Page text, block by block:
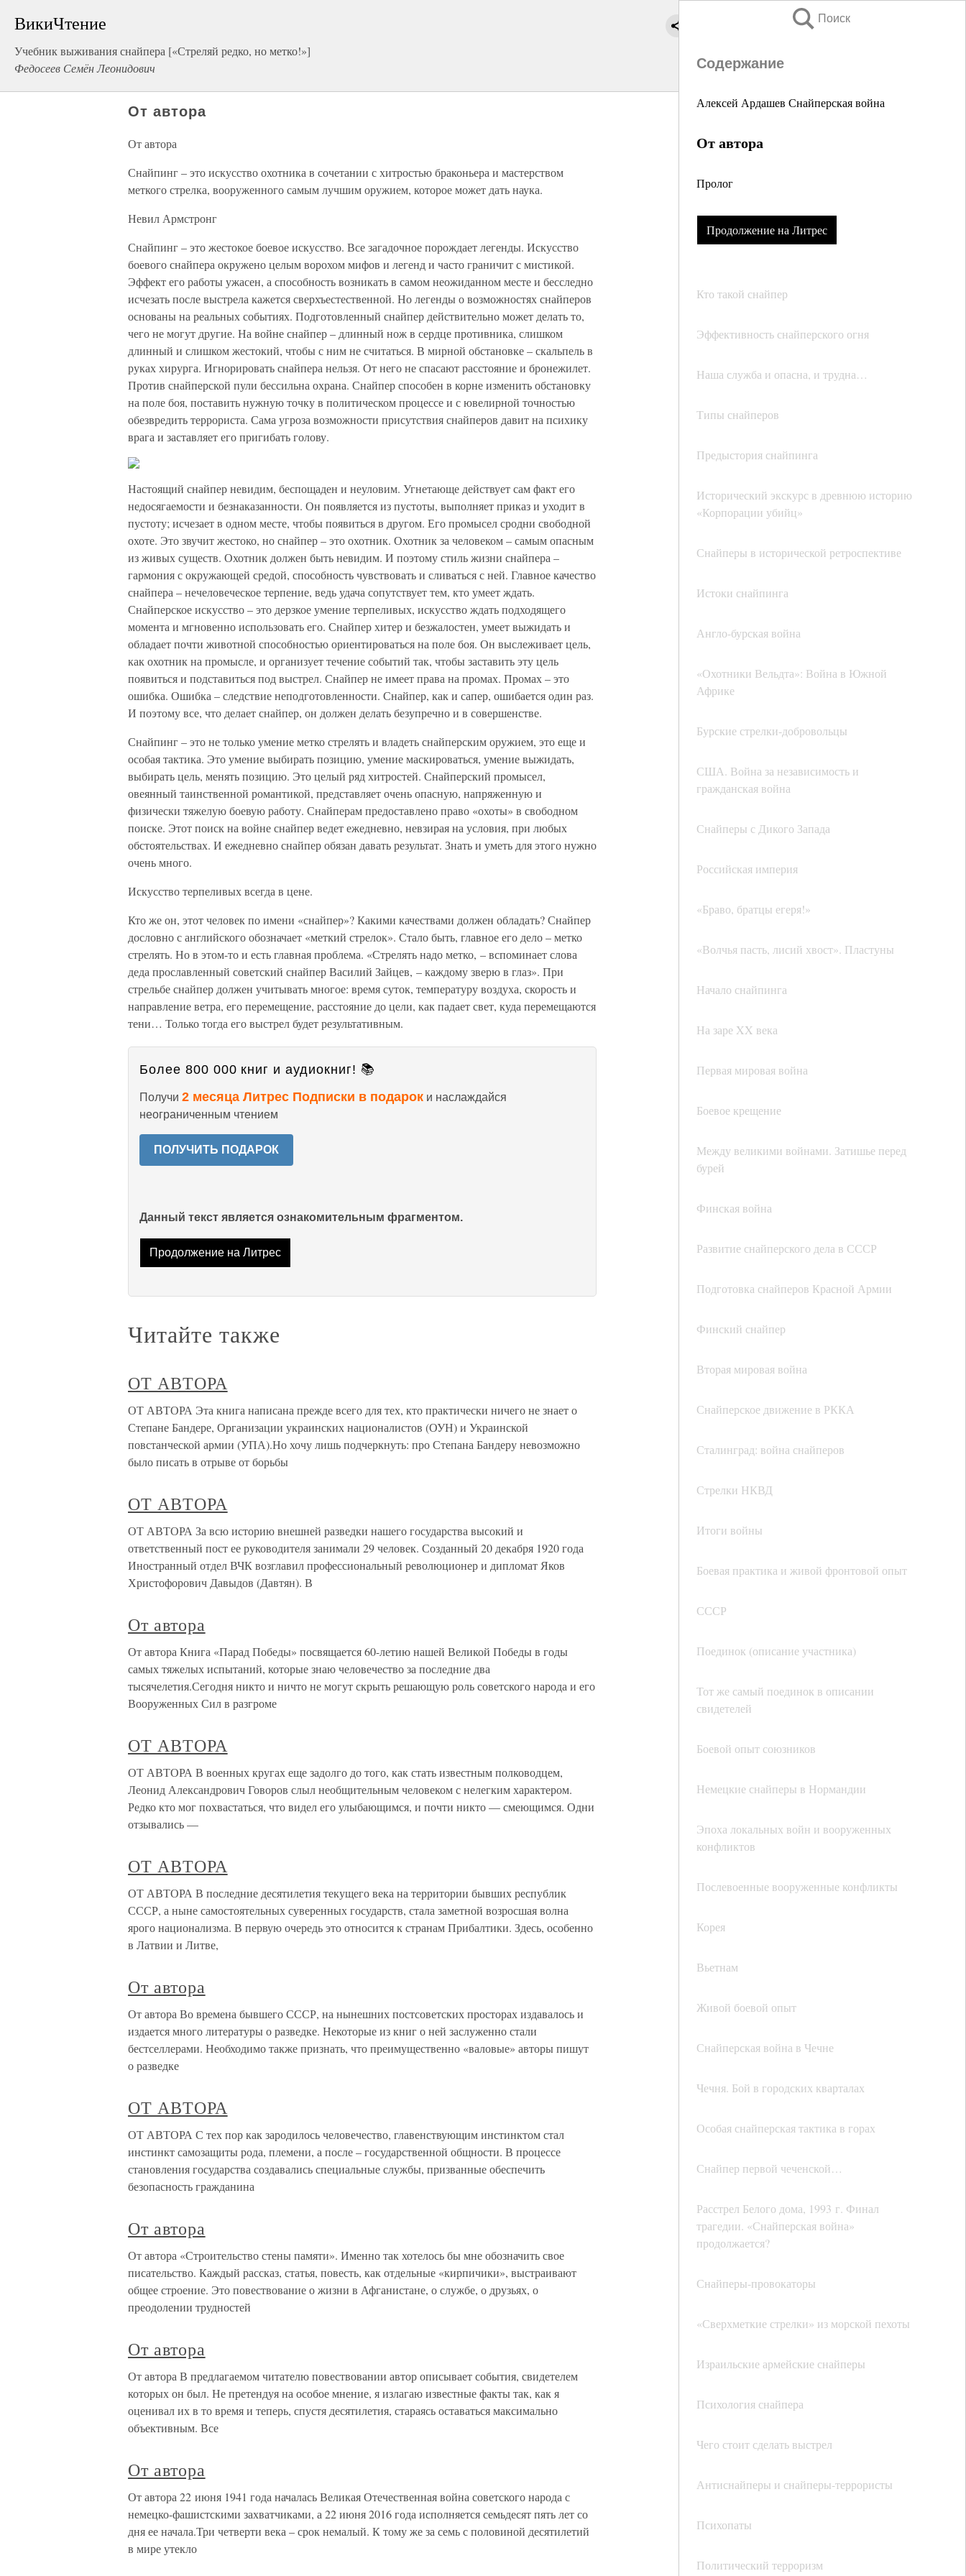
ВикиЧтение
Учебник выживания снайпера [«Стреляй редко, но метко!»]
Федосеев Семён Леонидович
Поиск
Содержание
Алексей Ардашев Снайперская война
От автора
Пролог
Продолжение на Литрес
Кто такой снайпер
Эффективность снайперского огня
Наша служба и опасна, и трудна…
Типы снайперов
Предыстория снайпинга
Исторический экскурс в древнюю историю
«Корпорации убийц»
Снайперы в исторической ретроспективе
Истоки снайпинга
Англо-бурская война
«Охотники Вельдта»: Война в Южной
Африке
Бурские стрелки-добровольцы
США. Война за независимость и
гражданская война
Снайперы с Дикого Запада
Российская империя
«Браво, братцы егеря!»
«Волчья пасть, лисий хвост». Пластуны
Начало снайпинга
На заре XX века
Первая мировая война
Боевое крещение
Между великими войнами. Затишье перед
бурей
Финская война
Развитие снайперского дела в СССР
Подготовка снайперов Красной Армии
Финский снайпер
Вторая мировая война
Снайперское движение в РККА
Сталинград: война снайперов
Стрелки НКВД
Итоги войны
Боевая практика и живой фронтовой опыт
СССР
Поединок (описание участника)
Тот же самый поединок в описании
свидетелей
Боевой опыт союзников
Немецкие снайперы в Нормандии
Эпоха локальных войн и вооруженных
конфликтов
Послевоенные вооруженные конфликты
Корея
Вьетнам
Живой боевой опыт
Снайперская война в Чечне
Чечня. Бой в городских кварталах
Особая снайперская тактика в горах
Снайпер первой чеченской…
Расстрел Белого дома, 1993 г. Финал
трагедии. «Снайперская война»
продолжается?
Снайперы-провокаторы
«Сверхметкие стрелки» из морской пехоты
Израильские армейские снайперы
Психология снайпера
Чего стоит сделать выстрел
Антиснайперы и снайперы-террористы
Психопаты
Политический терроризм
От автора
От автора
Снайпинг – это искусство охотника в сочетании с хитростью браконьера и мастерством
меткого стрелка, вооруженного самым лучшим оружием, которое может дать наука.
Невил Армстронг
Снайпинг – это жестокое боевое искусство. Все загадочное порождает легенды. Искусство
боевого снайпера окружено целым ворохом мифов и легенд и часто граничит с мистикой.
Эффект его работы ужасен, а способность возникать в самом неожиданном месте и бесследно
исчезать после выстрела кажется сверхъестественной. Но легенды о возможностях снайперов
основаны на реальных событиях. Подготовленный снайпер действительно может делать то,
чего не могут другие. На войне снайпер – длинный нож в сердце противника, слишком
длинный и слишком жестокий, чтобы с ним не считаться. В мирной обстановке – скальпель в
руках хирурга. Игнорировать снайпера нельзя. От него не спасают расстояние и бронежилет.
Против снайперской пули бессильна охрана. Снайпер способен в корне изменить обстановку
на поле боя, поставить нужную точку в политическом процессе и с ювелирной точностью
обезвредить террориста. Сама угроза возможности присутствия снайперов давит на психику
врага и заставляет его пригибать голову.
Настоящий снайпер невидим, беспощаден и неуловим. Угнетающе действует сам факт его
недосягаемости и безнаказанности. Он появляется из пустоты, выполняет приказ и уходит в
пустоту; исчезает в одном месте, чтобы появиться в другом. Его промысел сродни свободной
охоте. Это звучит жестоко, но снайпер – это охотник. Охотник за человеком – самым опасным
из живых существ. Охотник должен быть невидим. И поэтому стиль жизни снайпера –
гармония с окружающей средой, способность чувствовать и сливаться с ней. Главное качество
снайпера – нечеловеческое терпение, ведь удача сопутствует тем, кто умеет ждать.
Снайперское искусство – это дерзкое умение терпеливых, искусство ждать подходящего
момента и мгновенно использовать его. Снайпер хитер и безжалостен, умеет выжидать и
обладает почти животной способностью ориентироваться на поле боя. Он выслеживает цель,
как охотник на промысле, и организует течение событий так, чтобы заставить эту цель
появиться и подставиться под выстрел. Снайпер не имеет права на промах. Промах – это
ошибка. Ошибка – следствие неподготовленности. Снайпер, как и сапер, ошибается один раз.
И поэтому все, что делает снайпер, он должен делать безупречно и в совершенстве.
Снайпинг – это не только умение метко стрелять и владеть снайперским оружием, это еще и
особая тактика. Это умение выбирать позицию, умение маскироваться, умение выжидать,
выбирать цель, менять позицию. Это целый ряд хитростей. Снайперский промысел,
овеянный таинственной романтикой, представляет очень опасную, напряженную и
физически тяжелую боевую работу. Снайперам предоставлено право «охоты» в свободном
поиске. Этот поиск на войне снайпер ведет ежедневно, невзирая на условия, при любых
обстоятельствах. И ежедневно снайпер обязан давать результат. Знать и уметь для этого нужно
очень много.
Искусство терпеливых всегда в цене.
Кто же он, этот человек по имени «снайпер»? Какими качествами должен обладать? Снайпер
дословно с английского обозначает «меткий стрелок». Стало быть, главное его дело – метко
стрелять. Но в этом-то и есть главная проблема. «Стрелять надо метко, – вспоминает слова
деда прославленный советский снайпер Василий Зайцев, – каждому зверю в глаз». При
стрельбе снайпер должен учитывать многое: время суток, температуру воздуха, скорость и
направление ветра, его перемещение, расстояние до цели, как падает свет, куда перемещаются
тени… Только тогда его выстрел будет результативным.
Более 800 000 книг и аудиокниг! 📚
Получи 2 месяца Литрес Подписки в подарок и наслаждайся
неограниченным чтением
ПОЛУЧИТЬ ПОДАРОК
Данный текст является ознакомительным фрагментом.
Продолжение на Литрес
Читайте также
ОТ АВТОРА
ОТ АВТОРА Эта книга написана прежде всего для тех, кто практически ничего не знает о
Степане Бандере, Организации украинских националистов (ОУН) и Украинской
повстанческой армии (УПА).Но хочу лишь подчеркнуть: про Степана Бандеру невозможно
было писать в отрыве от борьбы
ОТ АВТОРА
ОТ АВТОРА За всю историю внешней разведки нашего государства высокий и
ответственный пост ее руководителя занимали 29 человек. Созданный 20 декабря 1920 года
Иностранный отдел ВЧК возглавил профессиональный революционер и дипломат Яков
Христофорович Давыдов (Давтян). В
От автора
От автора Книга «Парад Победы» посвящается 60-летию нашей Великой Победы в годы
самых тяжелых испытаний, которые знаю человечество за последние два
тысячелетия.Сегодня никто и ничто не могут скрыть решающую роль советского народа и его
Вооруженных Сил в разгроме
ОТ АВТОРА
ОТ АВТОРА В военных кругах еще задолго до того, как стать известным полководцем,
Леонид Александрович Говоров слыл необщительным человеком с нелегким характером.
Редко кто мог похвастаться, что видел его улыбающимся, и почти никто — смеющимся. Одни
отзывались —
ОТ АВТОРА
ОТ АВТОРА В последние десятилетия текущего века на территории бывших республик
СССР, а ныне самостоятельных суверенных государств, стала заметной возросшая волна
ярого национализма. В первую очередь это относится к странам Прибалтики. Здесь, особенно
в Латвии и Литве,
От автора
От автора Во времена бывшего СССР, на нынешних постсоветских просторах издавалось и
издается много литературы о разведке. Некоторые из книг о ней заслуженно стали
бестселлерами. Необходимо также признать, что преимущественно «валовые» авторы пишут
о разведке
ОТ АВТОРА
ОТ АВТОРА С тех пор как зародилось человечество, главенствующим инстинктом стал
инстинкт самозащиты рода, племени, а после – государственной общности. В процессе
становления государства создавались специальные службы, призванные обеспечить
безопасность гражданина
От автора
От автора «Строительство стены памяти». Именно так хотелось бы мне обозначить свое
писательство. Каждый рассказ, статья, повесть, как отдельные «кирпичики», выстраивают
общее строение. Это повествование о жизни в Афганистане, о службе, о друзьях, о
преодолении трудностей
От автора
От автора В предлагаемом читателю повествовании автор описывает события, свидетелем
которых он был. Не претендуя на особое мнение, я излагаю известные факты так, как я
оценивал их в то время и теперь, спустя десятилетия, стараясь оставаться максимально
объективным. Все
От автора
От автора 22 июня 1941 года началась Великая Отечественная война советского народа с
немецко-фашистскими захватчиками, а 22 июня 2016 года исполняется семьдесят пять лет со
дня ее начала.Три четверти века – срок немалый. К тому же за семь с половиной десятилетий
в мире утекло